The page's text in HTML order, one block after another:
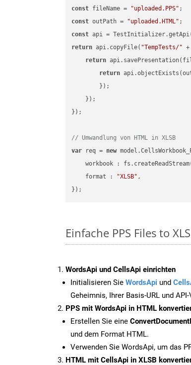
const fileName = "uploaded.PPS"
const outPath = "uploaded.HTML"
const
return api.copyFile( "TempTests/"
return
return
        });
    });
});
// Umwandlung von HTML in XLSB
var req = new
workbook :
format : "XLSB" ,
Einfache PPS Files to
WordsApi und CellsApi einrichten
Initialisieren Sie WordsApi und
Geheimnis, Ihrer Basis-URL und
PPS mit WordsApi in HTML
Erstellen Sie eine
und dem Format HTML.
Verwenden Sie WordsApi, um das
HTML mit CellsApi in XLSB